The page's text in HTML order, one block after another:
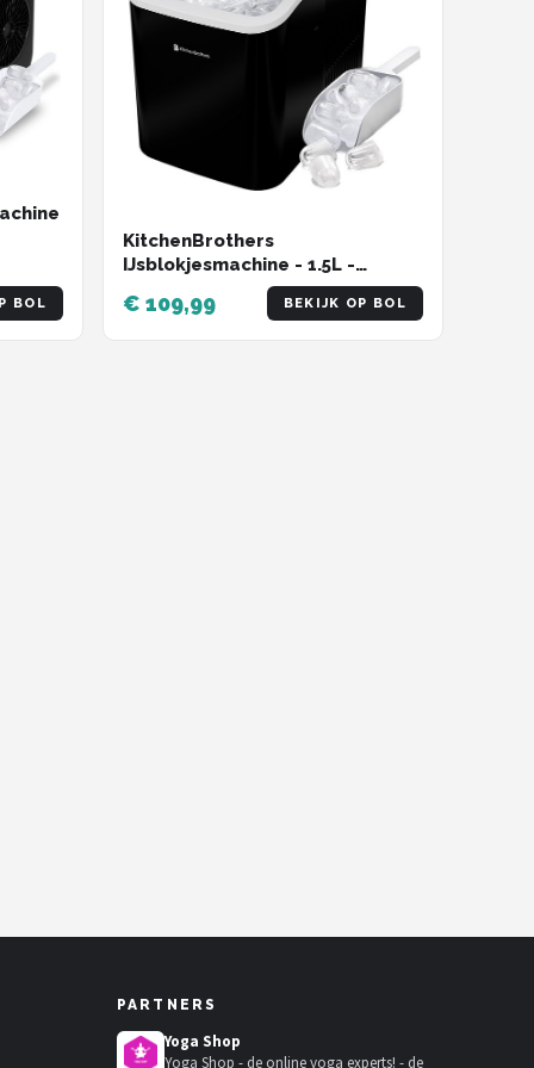
BOL
KitchenBrothers
IJsblokjesmachine - 1.5L -
IJsblokjesmaker – 12kg/24 uur -
Draagbaar -
Zelfreinigingsfunctie - Zwart
€ 109,99 BEKIJK OP BOL
PARTNERS
Yoga Shop
Yoga Shop - de online yoga experts! - de